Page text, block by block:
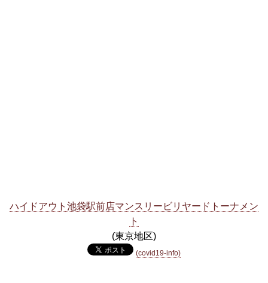
ハイドアウト池袋駅前店マンスリービリヤードトーナメン
ト
(東京地区)
(covid19-info)